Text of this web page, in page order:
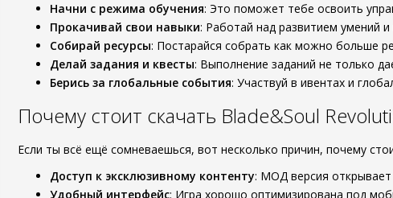
Начни с режима обучения: Это поможет тебе освоить
Прокачивай свои навыки: Работай над развитием умений
Собирай ресурсы: Постарайся собрать как можно больше
Делай задания и квесты: Выполнение заданий не только
Берись за глобальные события: Участвуй в ивентах и
Почему стоит скачать Blade&Soul
Если ты всё ещё сомневаешься, вот несколько причин, почему
Доступ к эксклюзивному контенту: МОД версия открывает
Удобный интерфейс: Игра хорошо оптимизирована под